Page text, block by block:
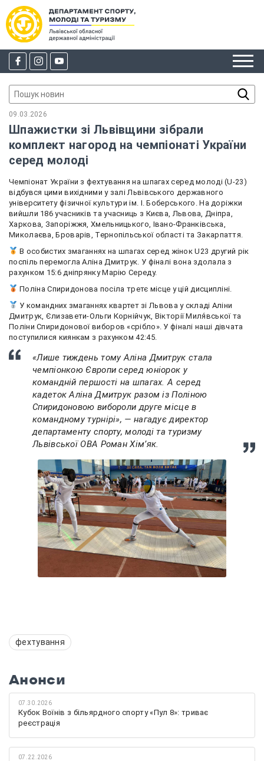
09.03.2026
Шпажистки зі Львівщини зібрали
комплект нагород на чемпіонаті України
серед молоді
Чемпіонат України з фехтування на шпагах серед молоді (U-23)
відбувся цими вихідними у залі Львівського державного
університету фізичної культури ім. І. Боберського. На доріжки
вийшли 186 учасників та учасниць з Києва, Львова, Дніпра,
Харкова, Запоріжжя, Хмельницького, Івано-Франківська,
Миколаєва, Броварів, Тернопільської області та Закарпаття.
В особистих змаганнях на шпагах серед жінок U23 другий рік
поспіль перемогла Аліна Дмитрук. У фіналі вона здолала з
рахунком 15:6 дніпрянку Марію Середу.
Поліна Спиридонова посіла третє місце у цій дисципліні.
У командних змаганнях квартет зі Львова у складі Аліни
Дмитрук, Єлизавети-Ольги Корнійчук, Вікторії Миля́вської та
Поліни Спиридонової виборов «срібло». У фіналі наші дівчата
поступилися киянкам з рахунком 42:45.
«Лише тиждень тому Аліна Дмитрук стала
чемпіонкою Європи серед юніорок у
командній першості на шпагах. А серед
кадеток Аліна Дмитрук разом із Поліною
Спиридоновою вибороли друге місце в
командному турнірі», — нагадує директор
департаменту спорту, молоді та туризму
Львівської ОВА Роман Хімʼяк.
фехтування
Анонси
07.30.2026
Кубок Воїнів з більярдного спорту «Пул 8»: триває
реєстрація
07.22.2026